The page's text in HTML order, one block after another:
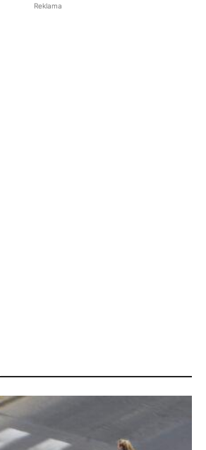
Reklama